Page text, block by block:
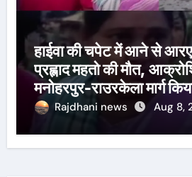
हाईवा की चपेट में आने से
प्रह्लाद महतो की मौत,
मनोहरपुर-राउरकेला मार्ग
Rajdhani news Aug 8,